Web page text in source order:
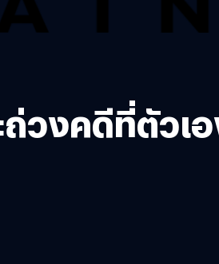
วงคดีที่ตัวเ